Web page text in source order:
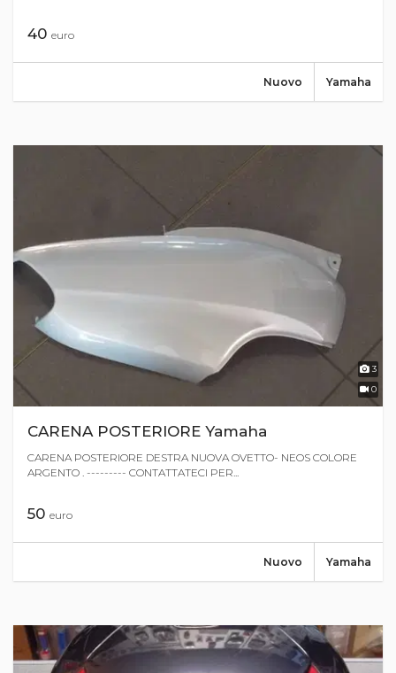
40 euro
Yamaha
Nuovo
3
0
CARENA POSTERIORE Yamaha
CARENA POSTERIORE DESTRA NUOVA OVETTO- NEOS COLORE
ARGENTO . --------- CONTATTATECI PER...
50 euro
Yamaha
Nuovo